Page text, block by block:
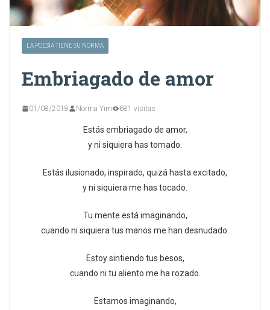
LA POESÍA TIENE SU NORMA
Embriagado de amor
01/08/2018 Norma Yim 681 visitas
Estás embriagado de amor,
y ni siquiera has tomado.
Estás ilusionado, inspirado, quizá hasta excitado,
y ni siquiera me has tocado.
Tu mente está imaginando,
cuando ni siquiera tus manos me han desnudado.
Estoy sintiendo tus besos,
cuando ni tu aliento me ha rozado.
Estamos imaginando,